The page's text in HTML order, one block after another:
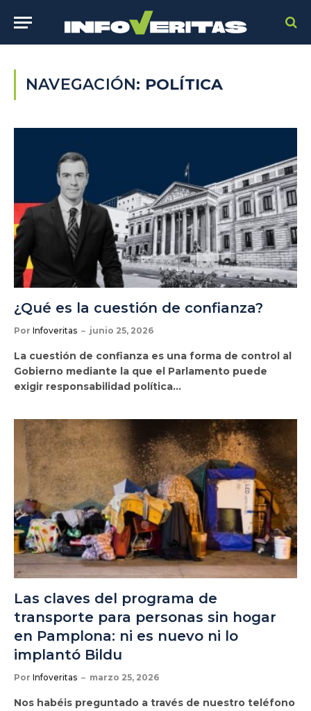
NAVEGACIÓN: POLÍTICA
¿Qué es la cuestión de confianza?
Por Infoveritas junio 25, 2026
La cuestión de confianza es una forma de control al
Gobierno mediante la que el Parlamento puede
exigir responsabilidad política…
Las claves del programa de
transporte para personas sin hogar
en Pamplona: ni es nuevo ni lo
implantó Bildu
Por Infoveritas marzo 25, 2026
Nos habéis preguntado a través de nuestro teléfono